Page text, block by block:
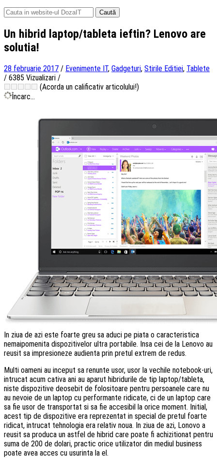
Caută
după:
Un hibrid laptop/tableta ieftin? Lenovo are
solutia!
28 februarie 2017 / Evenimente IT, Gadgeturi, Stirile Editiei, Tablete
/ 6385 Vizualizari /
(Acorda un calificativ articolului!)
Încarc...
In ziua de azi este foarte greu sa aduci pe piata o caracteristica
nemaipomenita dispozitivelor ultra portabile. Insa cei de la Lenovo au
reusit sa impresioneze audienta prin pretul extrem de redus.
Multi oameni au inceput sa renunte usor, usor la vechile notebook-uri,
intrucat acum cativa ani au aparut hibridurile de tip laptop/tableta,
niste dispozitive deosebit de folositoare pentru persoanele care nu
au nevoie de un laptop cu performante ridicate, ci de un laptop care
sa fie usor de transportat si sa fie accesibil la orice moment. Initial,
acest tip de dispozitive era reprezentat in special de pretul foarte
ridicat, intrucat tehnologia era relativ noua. In ziua de azi, Lonovo a
reusit sa produca un astfel de hibrid care poate fi achizitionat pentru
suma de 200 de dolari, practic orice utilizator din mediul business
poate avea acces cu usurinta la el.